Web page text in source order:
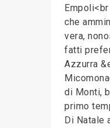
che
vera,
fatti
Azzurra
di Monti,
primo
Di Natale